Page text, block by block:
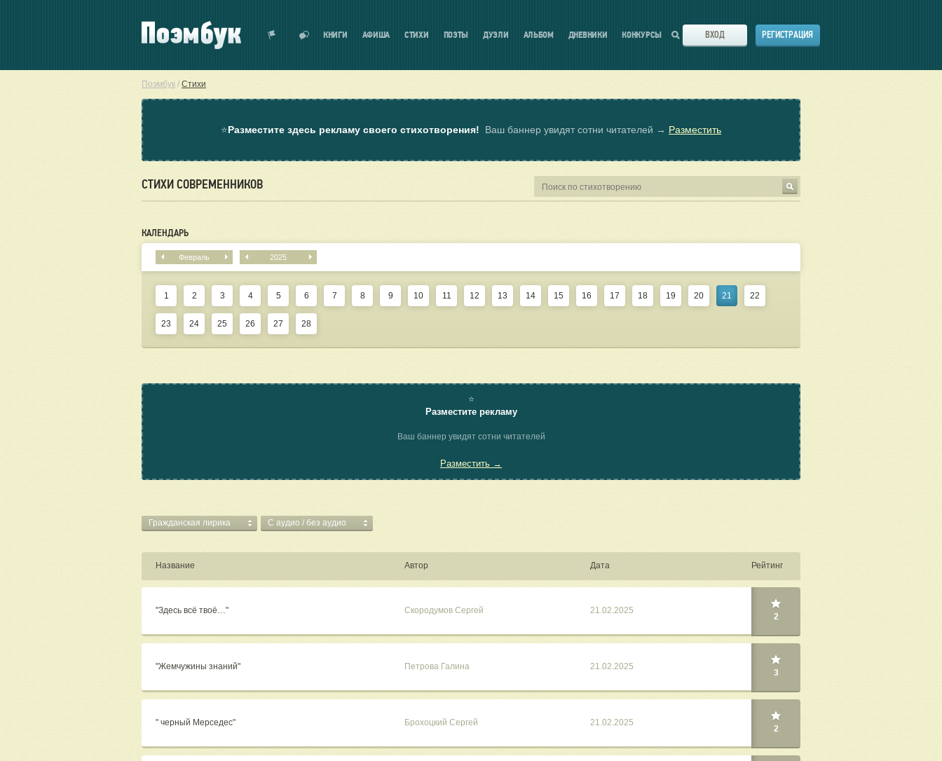
КНИГИ АФИША СТИХИ ПОЭТЫ ДУЭЛИ АЛЬБОМ ДНЕВНИКИ КОНКУРСЫ ВХОД РЕГИСТРАЦИЯ
Поэмбук / Стихи
⭐Разместите здесь рекламу своего стихотворения! Ваш баннер увидят сотни читателей → Разместить
СТИХИ СОВРЕМЕННИКОВ
КАЛЕНДАРЬ
Февраль 2025
1 2 3 4 5 6 7 8 9 10 11 12 13 14 15 16 17 18 19 20 21 22
23 24 25 26 27 28
⭐
Разместите рекламу
Ваш баннер увидят сотни читателей
Разместить →
Гражданская лирика C аудио / без аудио
Название Автор Дата Рейтинг
"Здесь всё твоё…" Скородумов Сергей 21.02.2025
2
"Жемчужины знаний" Петрова Галина 21.02.2025
3
" черный Мерседес" Брохоцкий Сергей 21.02.2025
2